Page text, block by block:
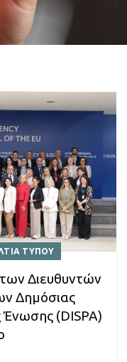
ΤΥΠΟΥ
Διευθυντών
Δημόσιας
Ένωσης (DISPA)